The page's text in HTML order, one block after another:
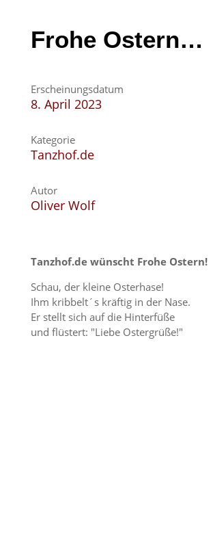
Frohe Ostern…
Erscheinungsdatum
8. April 2023
Kategorie
Tanzhof.de
Autor
Oliver Wolf
Tanzhof.de wünscht Frohe Ostern!
Schau, der kleine Osterhase!
Ihm kribbelt´s kräftig in der Nase.
Er stellt sich auf die Hinterfüße
und flüstert: "Liebe Ostergrüße!"